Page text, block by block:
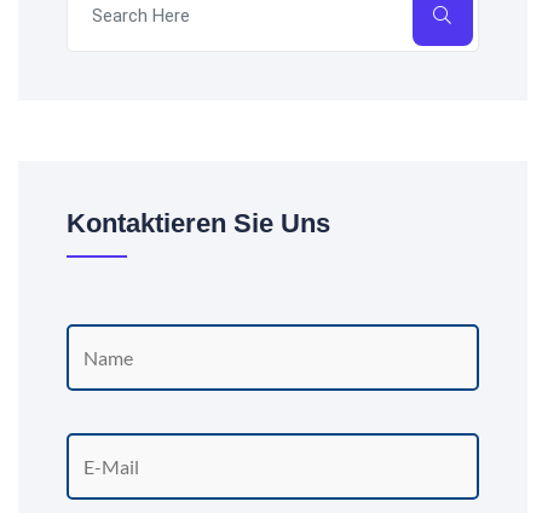
Kontaktieren Sie Uns